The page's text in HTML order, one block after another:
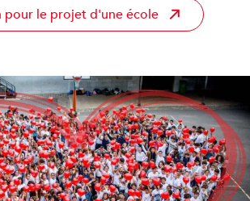
pour le projet d'une école